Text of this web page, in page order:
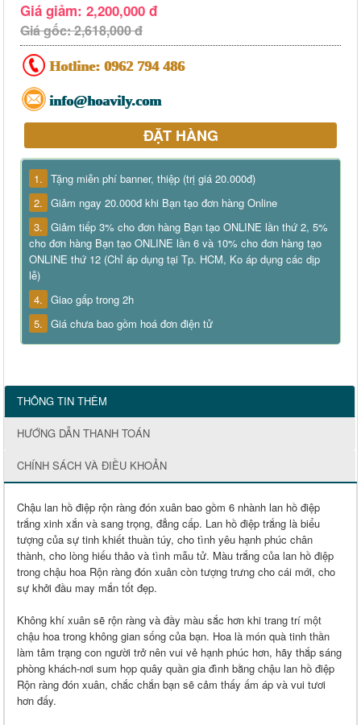
Giá giảm: 2,200,000 đ
Giá gốc: 2,618,000 đ
Hotline: 0962 794 486
info@hoavily.com
ĐẶT HÀNG
1. Tặng miễn phí banner, thiệp (trị giá 20.000đ)
2. Giảm ngay 20.000đ khi Bạn tạo đơn hàng Online
3. Giảm tiếp 3% cho đơn hàng Bạn tạo ONLINE lần thứ 2, 5%
cho đơn hàng Bạn tạo ONLINE lần 6 và 10% cho đơn hàng tạo
ONLINE thứ 12 (Chỉ áp dụng tại Tp. HCM, Ko áp dụng các dịp
lễ)
4. Giao gấp trong 2h
5. Giá chưa bao gồm hoá đơn điện tử
THÔNG TIN THÊM
HƯỚNG DẪN THANH TOÁN
CHÍNH SÁCH VÀ ĐIỀU KHOẢN
Chậu lan hồ điệp rộn ràng đón xuân bao gồm 6 nhành lan hồ điệp
trắng xinh xắn và sang trọng, đẳng cấp. Lan hồ điệp trắng là biểu
tượng của sự tinh khiết thuần túy, cho tình yêu hạnh phúc chân
thành, cho lòng hiếu thảo và tình mẫu tử. Màu trắng của lan hồ điệp
trong chậu hoa Rộn ràng đón xuân còn tượng trưng cho cái mới, cho
sự khởi đầu may mắn tốt đẹp.
Không khí xuân sẽ rộn ràng và đầy màu sắc hơn khi trang trí một
chậu hoa trong không gian sống của bạn. Hoa là món quà tinh thần
làm tâm trạng con người trở nên vui vẻ hạnh phúc hơn, hãy thắp sáng
phòng khách-nơi sum họp quây quần gia đình bằng chậu lan hồ điệp
Rộn ràng đón xuân, chắc chắn bạn sẽ cảm thấy ấm áp và vui tươi
hơn đấy.